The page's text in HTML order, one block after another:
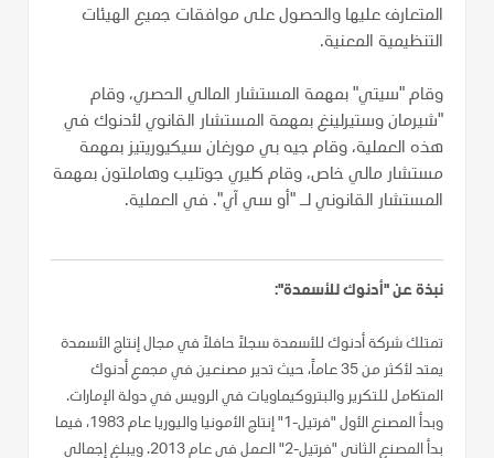
المتعارف عليها والحصول على موافقات جميع الهيئات
التنظيمية المعنية.
وقام "سيتي" بمهمة المستشار المالي الحصري، وقام
"شيرمان وستيرلينغ بمهمة المستشار القانوي لأدنوك في
هذه العملية، وقام جيه بي مورغان سيكيوريتيز بمهمة
مستشار مالي خاص، وقام كليري جوتليب وهاملتون بمهمة
المستشار القانوني لـ "أو سي آي". في العملية.
نبذة عن "أدنوك للأسمدة":
تمتلك شركة أدنوك للأسمدة سجلاً حافلاً في مجال إنتاج الأسمدة
يمتد لأكثر من 35 عاماً، حيث تدير مصنعين في مجمع أدنوك
المتكامل للتكرير والبتروكيماويات في الرويس في دولة الإمارات.
وبدأ المصنع الأول "فرتيل-1" إنتاج الأمونيا واليوريا عام 1983، فيما
بدأ المصنع الثاني "فرتيل-2" العمل في عام 2013. ويبلغ إجمالي